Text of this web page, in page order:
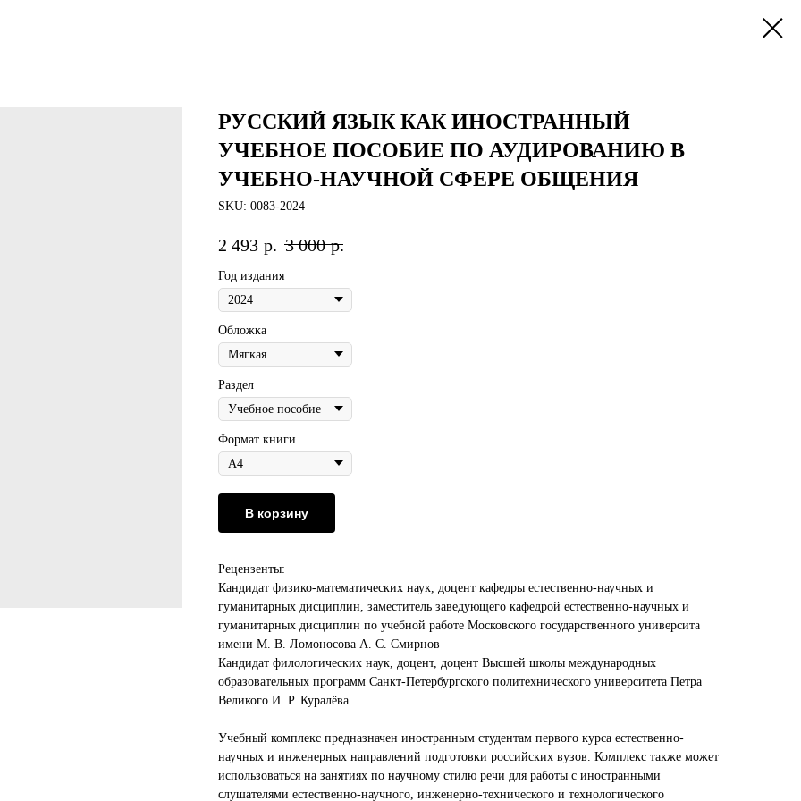
РУССКИЙ ЯЗЫК КАК ИНОСТРАННЫЙ
УЧЕБНОЕ ПОСОБИЕ ПО АУДИРОВАНИЮ В
УЧЕБНО-НАУЧНОЙ СФЕРЕ ОБЩЕНИЯ
SKU: 0083-2024
2 493 р. 3 000 р.
Год издания
Обложка
Раздел
Формат книги
В корзину
Рецензенты:
Кандидат физико-математических наук, доцент кафедры естественно-научных и
гуманитарных дисциплин, заместитель заведующего кафедрой естественно-научных и
гуманитарных дисциплин по учебной работе Московского государственного университа
имени М. В. Ломоносова А. С. Смирнов
Кандидат филологических наук, доцент, доцент Высшей школы международных
образовательных программ Санкт-Петербургского политехнического университета Петра
Великого И. Р. Куралёва
Учебный комплекс предназначен иностранным студентам первого курса естественно-
научных и инженерных направлений подготовки российских вузов. Комплекс также может
использоваться на занятиях по научному стилю речи для работы с иностранными
слушателями естественно-научного, инженерно-технического и технологического